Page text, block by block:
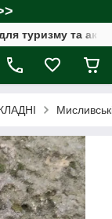
туризму та